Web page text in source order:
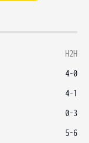
H2H
4-0
4-1
0-3
5-6